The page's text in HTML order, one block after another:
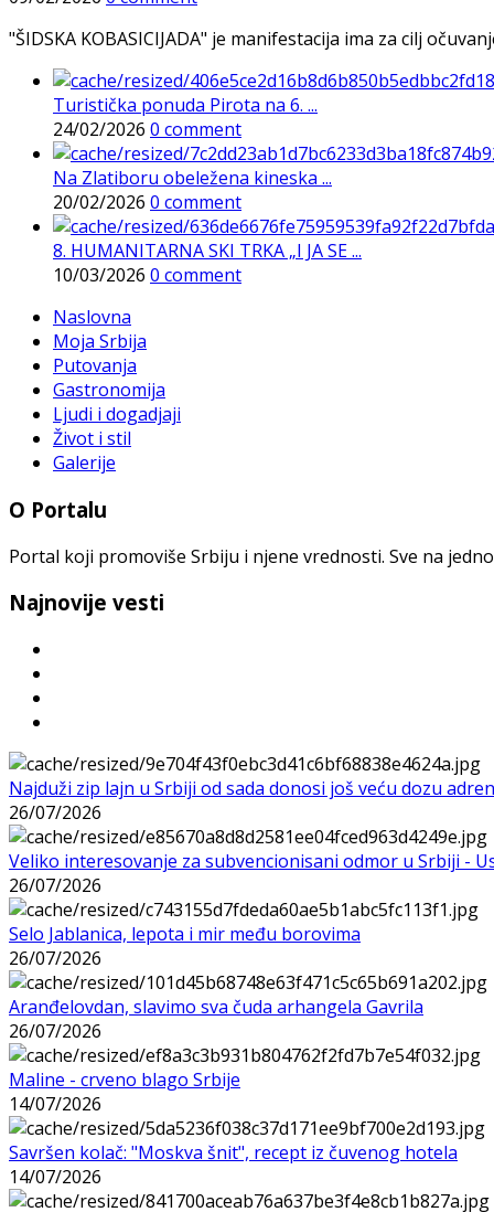
"ŠIDSKA KOBASICIJADA" je manifestacija ima za cilj
Turistička ponuda Pirota na 6. ...
24/02/2026 0 comment
Na Zlatiboru obeležena kineska ...
20/02/2026 0 comment
8. HUMANITARNA SKI TRKA „I JA SE ...
10/03/2026 0 comment
Naslovna
Moja Srbija
Putovanja
Gastronomija
Ljudi i dogadjaji
Život i stil
Galerije
O Portalu
Portal koji promoviše Srbiju i njene vrednosti. Sve na
Najnovije vesti
Najduži zip lajn u Srbiji od sada donosi još veću dozu
26/07/2026
Veliko interesovanje za subvencionisani odmor u Srbiji -
26/07/2026
Selo Jablanica, lepota i mir među borovima
26/07/2026
Aranđelovdan, slavimo sva čuda arhangela Gavrila
26/07/2026
Maline - crveno blago Srbije
14/07/2026
Savršen kolač: "Moskva šnit", recept iz čuvenog hotela
14/07/2026